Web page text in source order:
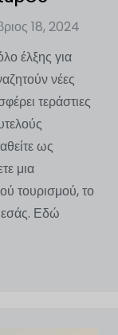
18, 2024
έλξης για
νέες
τεράστιες
ως
μια
τουρισμού, το
εσάς. Εδώ